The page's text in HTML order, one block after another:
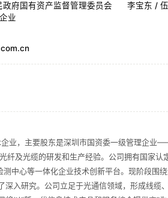
政府国有资产监督管理委员会
业
李宝东 /
业，主要股东是深圳市国资委一级管理企
及光缆的研发和生产经验。公司拥有国家
中心等一体化企业技术创新平台。现阶段围
深入研究。公司立足于光通信领域，形成线